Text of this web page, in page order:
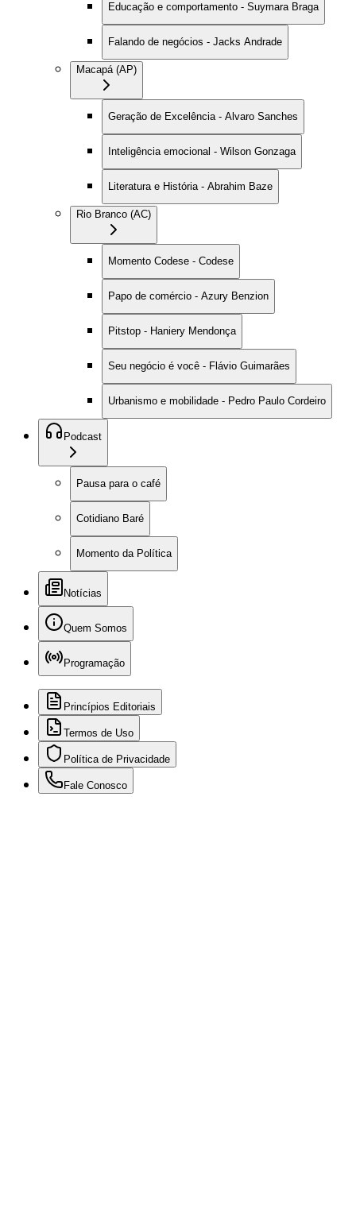
Educação e comportamento - Suymara Braga
Falando de negócios - Jacks Andrade
Macapá (AP)
Geração de Excelência - Alvaro Sanches
Inteligência emocional - Wilson Gonzaga
Literatura e História - Abrahim Baze
Rio Branco (AC)
Momento Codese - Codese
Papo de comércio - Azury Benzion
Pitstop - Haniery Mendonça
Seu negócio é você - Flávio Guimarães
Urbanismo e mobilidade - Pedro Paulo Cordeiro
Podcast
Pausa para o café
Cotidiano Baré
Momento da Política
Notícias
Quem Somos
Programação
Princípios Editoriais
Termos de Uso
Política de Privacidade
Fale Conosco